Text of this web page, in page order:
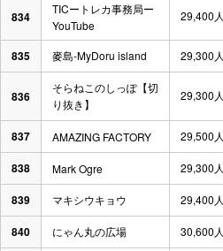
834
TICートレカ事務局ー
YouTube
29,400人
835 麥島-MyDoru island 29,300人
836
そらねこのしっぽ【切
り抜き】
29,300人
837 AMAZING FACTORY 29,500人
838 Mark Ogre 29,300人
839 マキシウキョウ 29,400人
840 にゃん丸の広場 30,600人